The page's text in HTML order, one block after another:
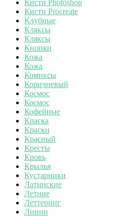
Кисти Photoshop
Кисти Procreate
Клубные
Кляксы
Кляксы
Кнопки
Кожа
Кожа
Комиксы
Коричневый
Космос
Космос
Кофейные
Краска
Краски
Красный
Кресты
Кровь
Крылья
Кустарники
Латинские
Летние
Леттеринг
Линии